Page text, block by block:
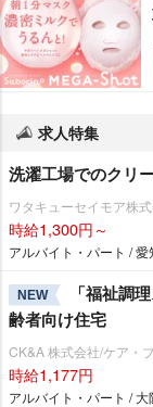
求人特集
洗濯工場でのクリ
ワタキューセイモア株
時給1,300円～
アルバイト・パート / 愛
NEW
「福祉調
齢者向け住宅
CK&A 株式会社/ケア・
時給1,177円
アルバイト・パート / 大